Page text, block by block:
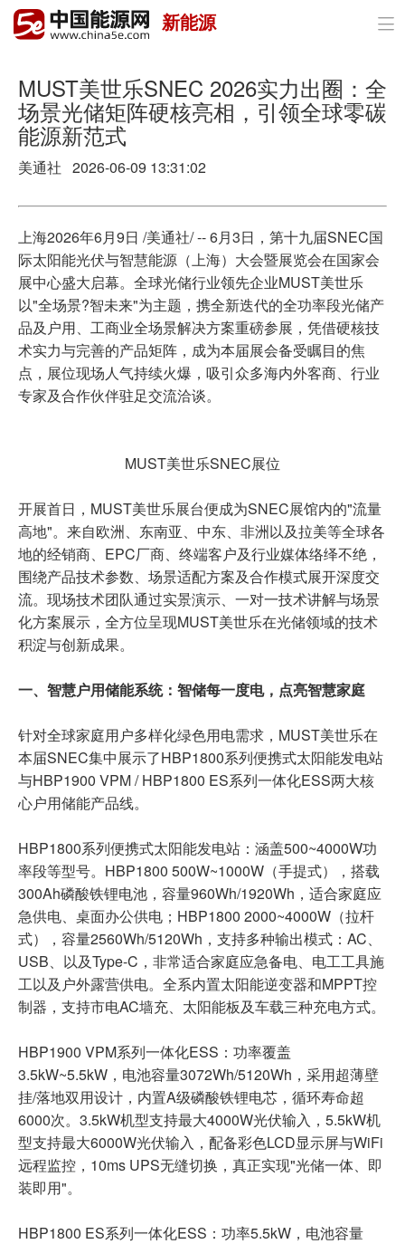
首页
政策与经济
油气
煤炭
电力
新能源
节能环保
分布式能源
新能源 
MUST美世乐SNEC 2026实力出圈：全
场景光储矩阵硬核亮相，引领全球零碳
能源新范式
美通社 2026-06-09 13:31:02
上海2026年6月9日 /美通社/ -- 6月3日，第十九届SNEC国
际太阳能光伏与智慧能源（上海）大会暨展览会在国家会
展中心盛大启幕。全球光储行业领先企业MUST美世乐
以"全场景?智未来"为主题，携全新迭代的全功率段光储产
品及户用、工商业全场景解决方案重磅参展，凭借硬核技
术实力与完善的产品矩阵，成为本届展会备受瞩目的焦
点，展位现场人气持续火爆，吸引众多海内外客商、行业
专家及合作伙伴驻足交流洽谈。
MUST美世乐SNEC展位
开展首日，MUST美世乐展台便成为SNEC展馆内的"流量
高地"。来自欧洲、东南亚、中东、非洲以及拉美等全球各
地的经销商、EPC厂商、终端客户及行业媒体络绎不绝，
围绕产品技术参数、场景适配方案及合作模式展开深度交
流。现场技术团队通过实景演示、一对一技术讲解与场景
化方案展示，全方位呈现MUST美世乐在光储领域的技术
积淀与创新成果。
一、智慧户用储能系统：智储每一度电，点亮智慧家庭
针对全球家庭用户多样化绿色用电需求，MUST美世乐在
本届SNEC集中展示了HBP1800系列便携式太阳能发电站
与HBP1900 VPM / HBP1800 ES系列一体化ESS两大核
心户用储能产品线。
HBP1800系列便携式太阳能发电站：涵盖500~4000W功
率段等型号。HBP1800 500W~1000W（手提式），搭载
300Ah磷酸铁锂电池，容量960Wh/1920Wh，适合家庭应
急供电、桌面办公供电；HBP1800 2000~4000W（拉杆
式），容量2560Wh/5120Wh，支持多种输出模式：AC、
USB、以及Type-C，非常适合家庭应急备电、电工工具施
工以及户外露营供电。全系内置太阳能逆变器和MPPT控
制器，支持市电AC墙充、太阳能板及车载三种充电方式。
HBP1900 VPM系列一体化ESS：功率覆盖
3.5kW~5.5kW，电池容量3072Wh/5120Wh，采用超薄壁
挂/落地双用设计，内置A级磷酸铁锂电芯，循环寿命超
6000次。3.5kW机型支持最大4000W光伏输入，5.5kW机
型支持最大6000W光伏输入，配备彩色LCD显示屏与WiFi
远程监控，10ms UPS无缝切换，真正实现"光储一体、即
装即用"。
HBP1800 ES系列一体化ESS：功率5.5kW，电池容量